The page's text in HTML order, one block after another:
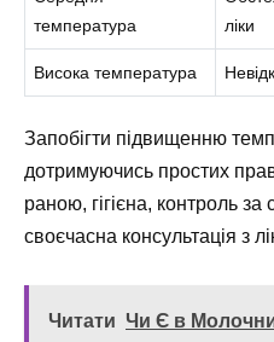
температура
ліки
Висока температура
Запобігти підвищенню
дотримуючись простих
раною, гігієна, контроль за
своєчасна консультація з
Читати Чи Є в